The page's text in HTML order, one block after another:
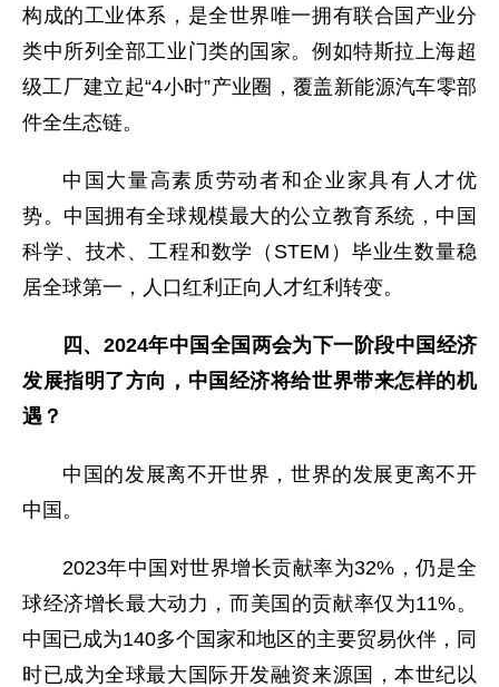
构成的工业体系，是全世界唯一拥有联合国产业分
类中所列全部工业门类的国家。例如特斯拉上海超
级工厂建立起“4小时”产业圈，覆盖新能源汽车零部
件全生态链。
中国大量高素质劳动者和企业家具有人才优
势。中国拥有全球规模最大的公立教育系统，中国
科学、技术、工程和数学（STEM）毕业生数量稳
居全球第一，人口红利正向人才红利转变。
四、2024年中国全国两会为下一阶段中国经济
发展指明了方向，中国经济将给世界带来怎样的机
遇？
中国的发展离不开世界，世界的发展更离不开
中国。
2023年中国对世界增长贡献率为32%，仍是全
球经济增长最大动力，而美国的贡献率仅为11%。
中国已成为140多个国家和地区的主要贸易伙伴，同
时已成为全球最大国际开发融资来源国，本世纪以